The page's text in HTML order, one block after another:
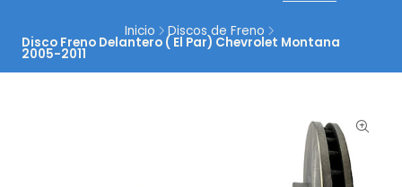
Inicio Discos de Freno
Disco Freno Delantero ( El Par) Chevrolet Montana
2005-2011